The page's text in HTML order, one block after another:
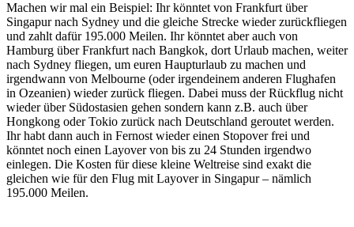
Machen wir mal ein Beispiel: Ihr könntet von Frankfurt über
Singapur nach Sydney und die gleiche Strecke wieder zurückfliegen
und zahlt dafür 195.000 Meilen. Ihr könntet aber auch von
Hamburg über Frankfurt nach Bangkok, dort Urlaub machen, weiter
nach Sydney fliegen, um euren Haupturlaub zu machen und
irgendwann von Melbourne (oder irgendeinem anderen Flughafen
in Ozeanien) wieder zurück fliegen. Dabei muss der Rückflug nicht
wieder über Südostasien gehen sondern kann z.B. auch über
Hongkong oder Tokio zurück nach Deutschland geroutet werden.
Ihr habt dann auch in Fernost wieder einen Stopover frei und
könntet noch einen Layover von bis zu 24 Stunden irgendwo
einlegen. Die Kosten für diese kleine Weltreise sind exakt die
gleichen wie für den Flug mit Layover in Singapur – nämlich
195.000 Meilen.